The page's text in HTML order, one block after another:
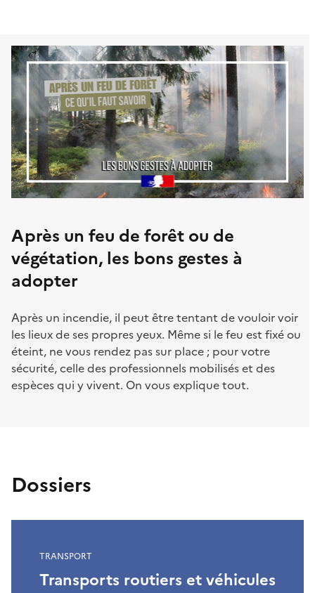
Après un feu de forêt ou de
végétation, les bons gestes à
adopter
Après un incendie, il peut être tentant de vouloir voir
les lieux de ses propres yeux. Même si le feu est fixé ou
éteint, ne vous rendez pas sur place ; pour votre
sécurité, celle des professionnels mobilisés et des
espèces qui y vivent. On vous explique tout.
Dossiers
Transports routiers et véhicules
TRANSPORT